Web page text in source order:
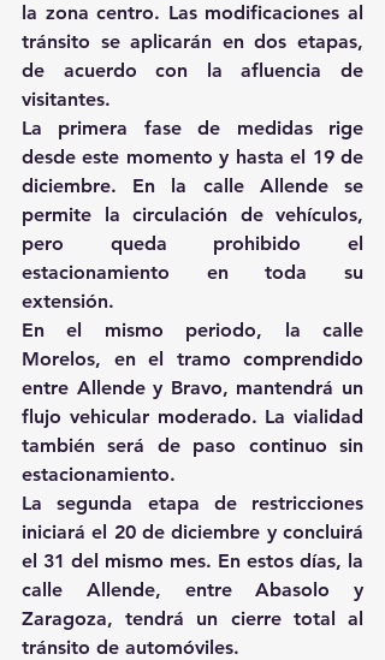
la zona centro. Las modificaciones al
tránsito se aplicarán en dos etapas,
de acuerdo con la afluencia de
visitantes.
La primera fase de medidas rige
desde este momento y hasta el 19 de
diciembre. En la calle Allende se
permite la circulación de vehículos,
pero queda prohibido el
estacionamiento en toda su
extensión.
En el mismo periodo, la calle
Morelos, en el tramo comprendido
entre Allende y Bravo, mantendrá un
flujo vehicular moderado. La vialidad
también será de paso continuo sin
estacionamiento.
La segunda etapa de restricciones
iniciará el 20 de diciembre y concluirá
el 31 del mismo mes. En estos días, la
calle Allende, entre Abasolo y
Zaragoza, tendrá un cierre total al
tránsito de automóviles.